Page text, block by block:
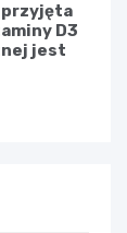
przyjęta
D3
jest